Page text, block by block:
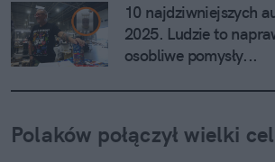
10 najdziwniejszych
2025. Ludzie to
osobliwe pomysły...
Polaków połączył wielki cel